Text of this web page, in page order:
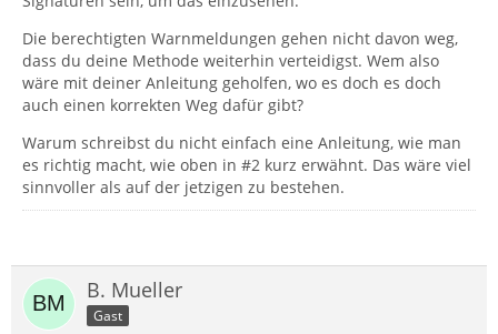
Die berechtigten Warnmeldungen gehen nicht davon weg,
dass du deine Methode weiterhin verteidigst. Wem also
wäre mit deiner Anleitung geholfen, wo es doch es doch
auch einen korrekten Weg dafür gibt?
Warum schreibst du nicht einfach eine Anleitung, wie man
es richtig macht, wie oben in #2 kurz erwähnt. Das wäre viel
sinnvoller als auf der jetzigen zu bestehen.
B. Mueller
Gast